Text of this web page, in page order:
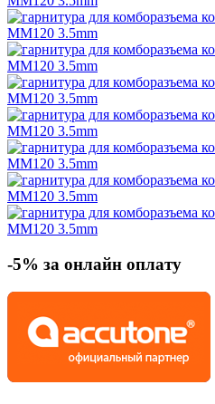
-5% за онлайн оплату